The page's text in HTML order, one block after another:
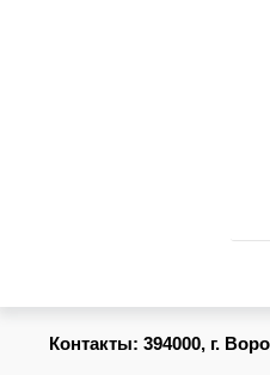
Контакты: 394000, г.